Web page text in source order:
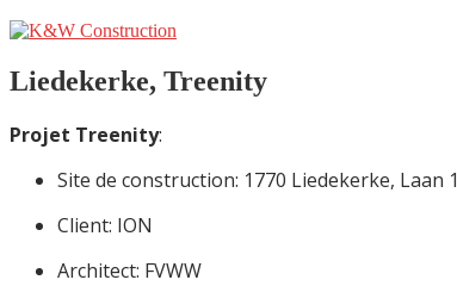
Liedekerke, Treenity
Projet Treenity:
Site de construction: 1770 Liedekerke, Laan 1
Client: ION
Architect: FVWW